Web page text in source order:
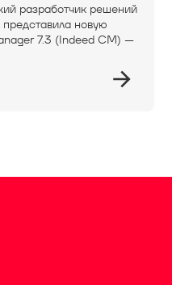
разработчик решений
новую
7.3 (Indeed CM) —